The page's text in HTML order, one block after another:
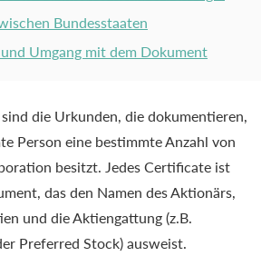
Bundesstaaten
Umgang mit dem Dokument
die Urkunden, die dokumentieren,
Person eine bestimmte Anzahl von
besitzt. Jedes Certificate ist
das den Namen des Aktionärs,
und die Aktiengattung (z.B.
Preferred Stock) ausweist.